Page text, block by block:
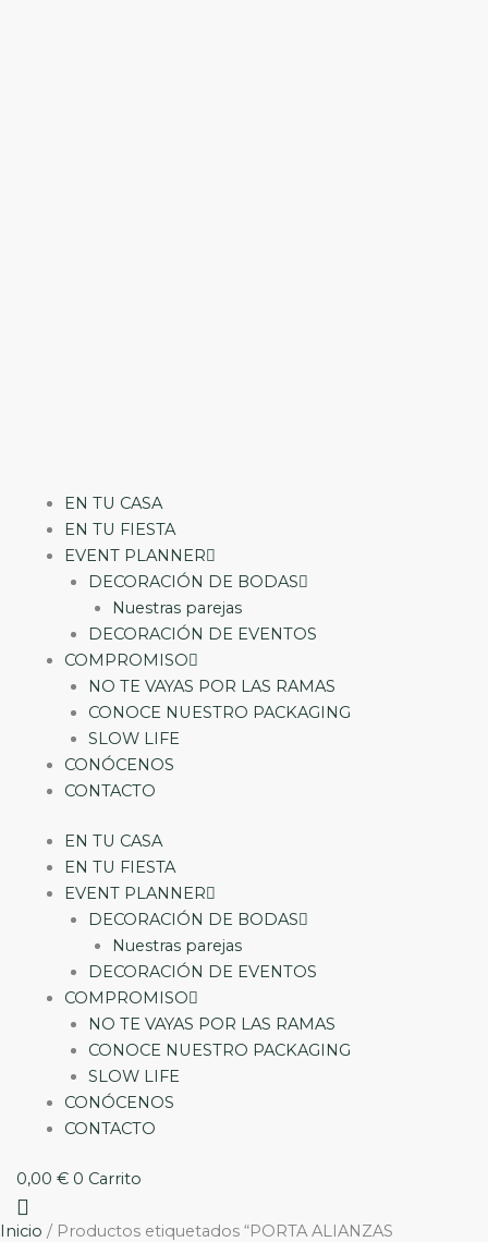
EN TU CASA
EN TU FIESTA
EVENT PLANNER
DECORACIÓN DE BODAS
Nuestras parejas
DECORACIÓN DE EVENTOS
COMPROMISO
NO TE VAYAS POR LAS RAMAS
CONOCE NUESTRO PACKAGING
SLOW LIFE
CONÓCENOS
CONTACTO
EN TU CASA
EN TU FIESTA
EVENT PLANNER
DECORACIÓN DE BODAS
Nuestras parejas
DECORACIÓN DE EVENTOS
COMPROMISO
NO TE VAYAS POR LAS RAMAS
CONOCE NUESTRO PACKAGING
SLOW LIFE
CONÓCENOS
CONTACTO
0,00 € 0 Carrito
Inicio / Productos etiquetados “PORTA ALIANZAS